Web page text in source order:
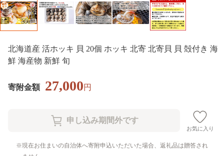
北海道産 活ホッキ 貝 20個 ホッキ 北寄 北寄貝 貝 殻付き 海
鮮 海産物 新鮮 旬
寄附金額 27,000円
お気に入り
現在お住まいの自治体へ寄附申込いただいた場合、返礼品は贈答され